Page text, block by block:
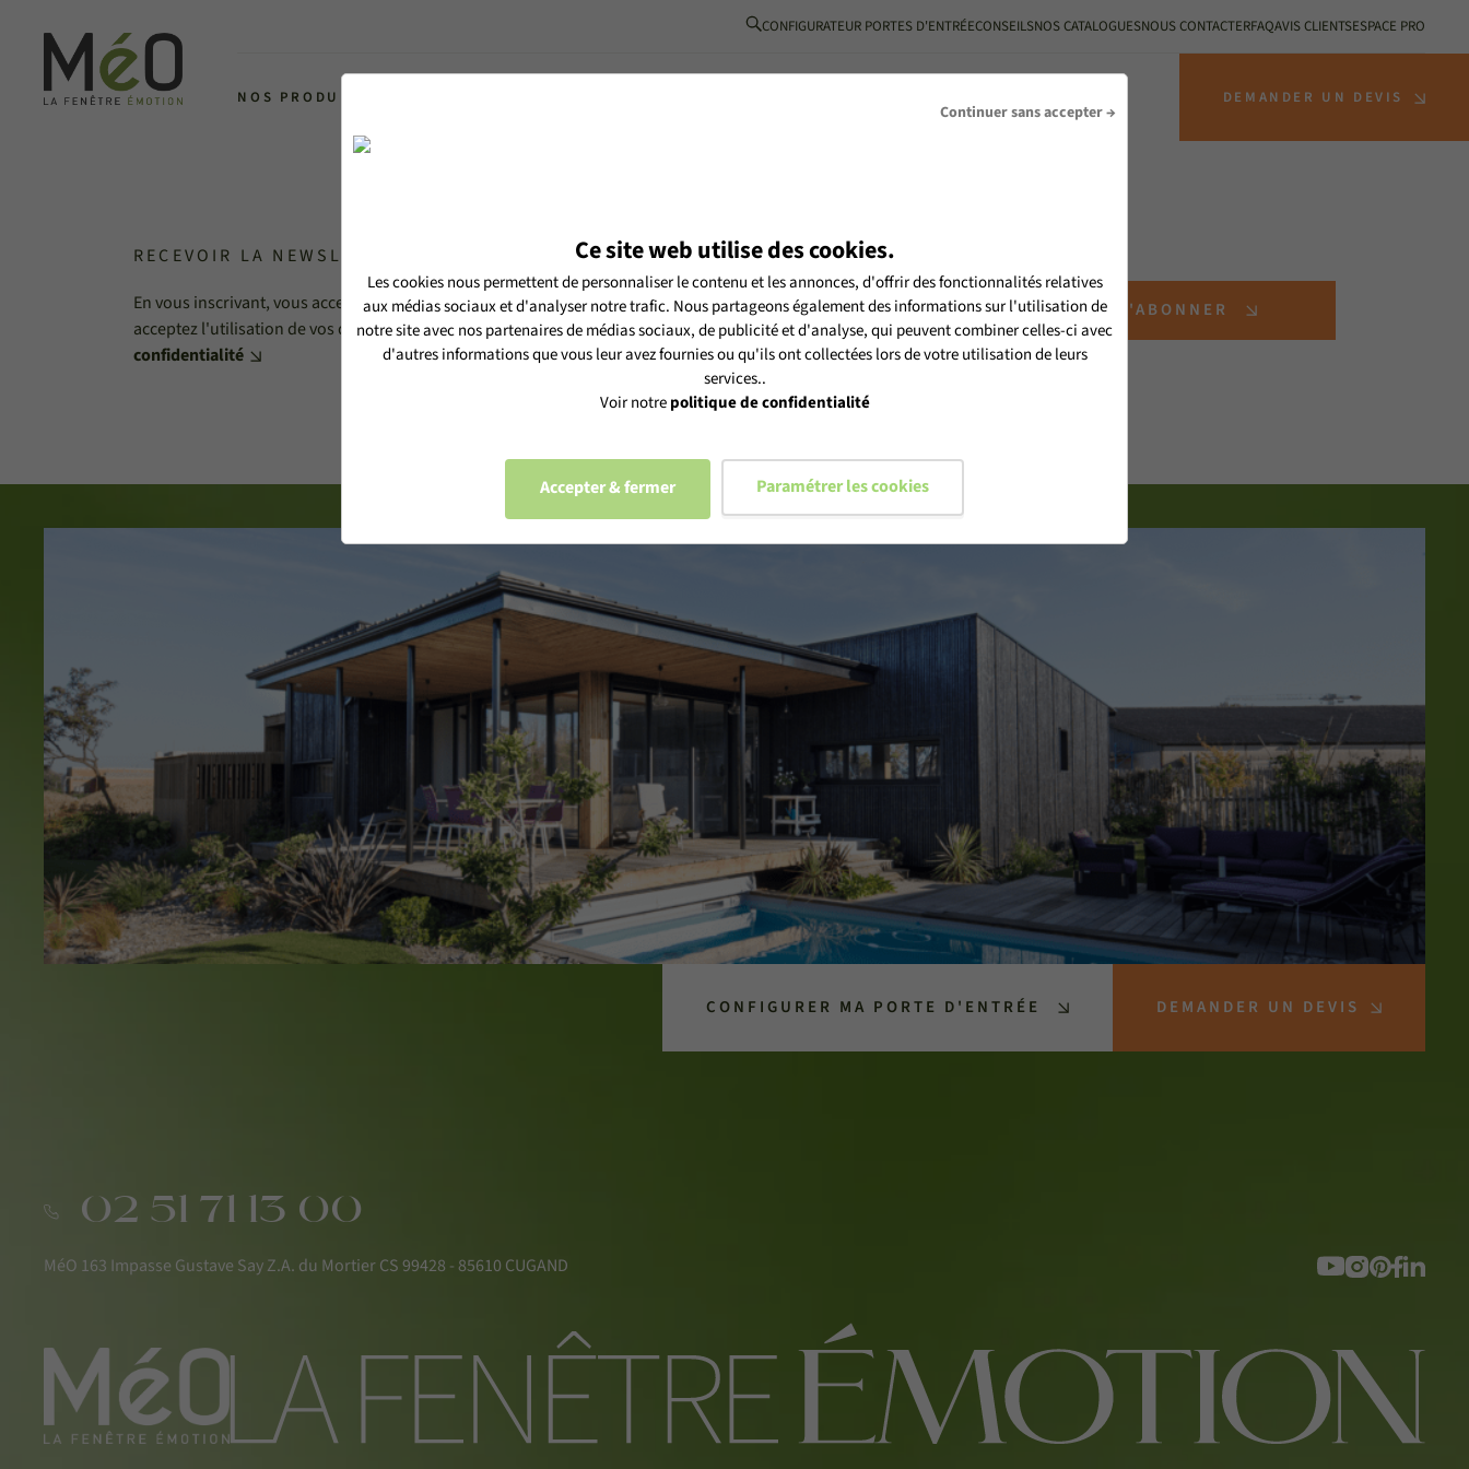
Continuer sans accepter →
Ce site web utilise des cookies.
Les cookies nous permettent de personnaliser le contenu et les annonces, d'offrir des fonctionnalités relatives
aux médias sociaux et d'analyser notre trafic. Nous partageons également des informations sur l'utilisation de
notre site avec nos partenaires de médias sociaux, de publicité et d'analyse, qui peuvent combiner celles-ci avec
d'autres informations que vous leur avez fournies ou qu'ils ont collectées lors de votre utilisation de leurs
services..
Voir notrepolitique de confidentialité
Accepter & fermer Paramétrer les cookies
CONFIGURATEUR PORTES D'ENTRÉECONSEILSNOS CATALOGUESNOUS CONTACTERFAQAVIS CLIENTSESPACE PRO
NOS PRODUITS DEMANDER UN DEVIS
RECEVOIR LA NEWSLETTER MéO
En vous inscrivant, vous acceptez de recevoir notre newsletter MéO et vous
acceptez l'utilisation de vos données personnelles selon notrepolitique de
confidentialité
S'ABONNER
CONFIGURER MA PORTE D'ENTRÉE DEMANDER UN DEVIS
02 51 71 13 00
MéO 163 Impasse Gustave Say Z.A. du Mortier CS 99428 - 85610 CUGAND